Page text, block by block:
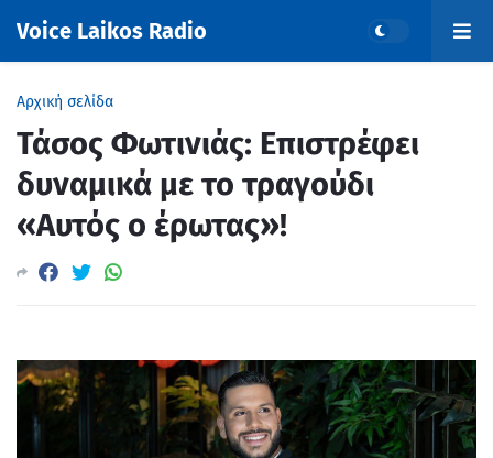
Voice Laikos Radio
Αρχική σελίδα
Τάσος Φωτινιάς: Επιστρέφει
δυναμικά με το τραγούδι
«Αυτός ο έρωτας»!